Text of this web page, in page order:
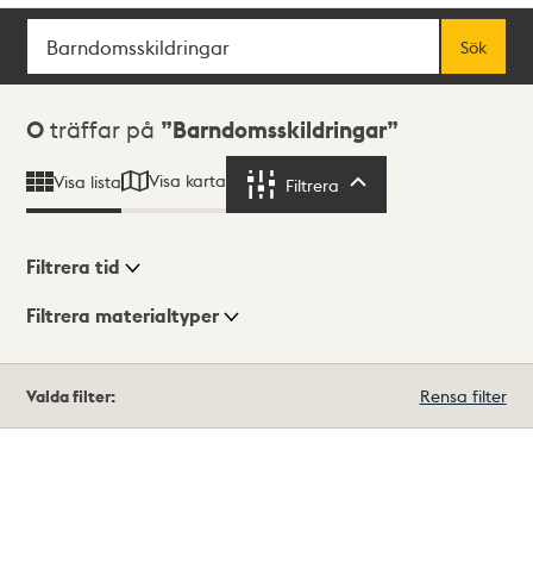
Sök
Sök
Sökresultat
0 träffar på Barndomsskildringar
Visa lista Visa karta Filtrera
Visningsläge
Filtrera tid
Filtrera materialtyper
träffar
Valda filter: Rensa filter